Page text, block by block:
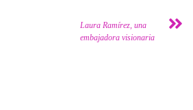
Laura Ramírez, una
embajadora visionaria